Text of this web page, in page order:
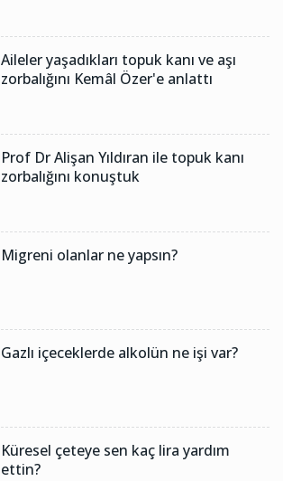
Aileler yaşadıkları topuk kanı ve aşı
zorbalığını Kemâl Özer'e anlattı
Prof Dr Alişan Yıldıran ile topuk kanı
zorbalığını konuştuk
Migreni olanlar ne yapsın?
Gazlı içeceklerde alkolün ne işi var?
Küresel çeteye sen kaç lira yardım
ettin?